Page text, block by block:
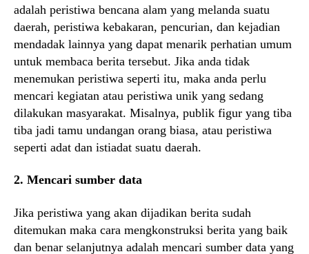
adalah peristiwa bencana alam yang melanda suatu
daerah, peristiwa kebakaran, pencurian, dan kejadian
mendadak lainnya yang dapat menarik perhatian umum
untuk membaca berita tersebut. Jika anda tidak
menemukan peristiwa seperti itu, maka anda perlu
mencari kegiatan atau peristiwa unik yang sedang
dilakukan masyarakat. Misalnya, publik figur yang tiba
tiba jadi tamu undangan orang biasa, atau peristiwa
seperti adat dan istiadat suatu daerah.
2. Mencari sumber data
Jika peristiwa yang akan dijadikan berita sudah
ditemukan maka cara mengkonstruksi berita yang baik
dan benar selanjutnya adalah mencari sumber data yang